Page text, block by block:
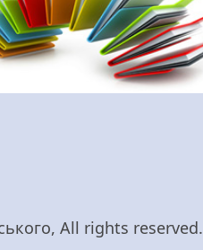
All rights reserved.